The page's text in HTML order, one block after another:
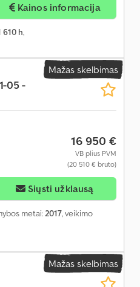
Kainos informacija
610 h,
Mažas skelbimas
05 -
16 950 €
VB plius PVM
(20 510 € bruto)
Siųsti užklausą
metai:2017, veikimo
Mažas skelbimas